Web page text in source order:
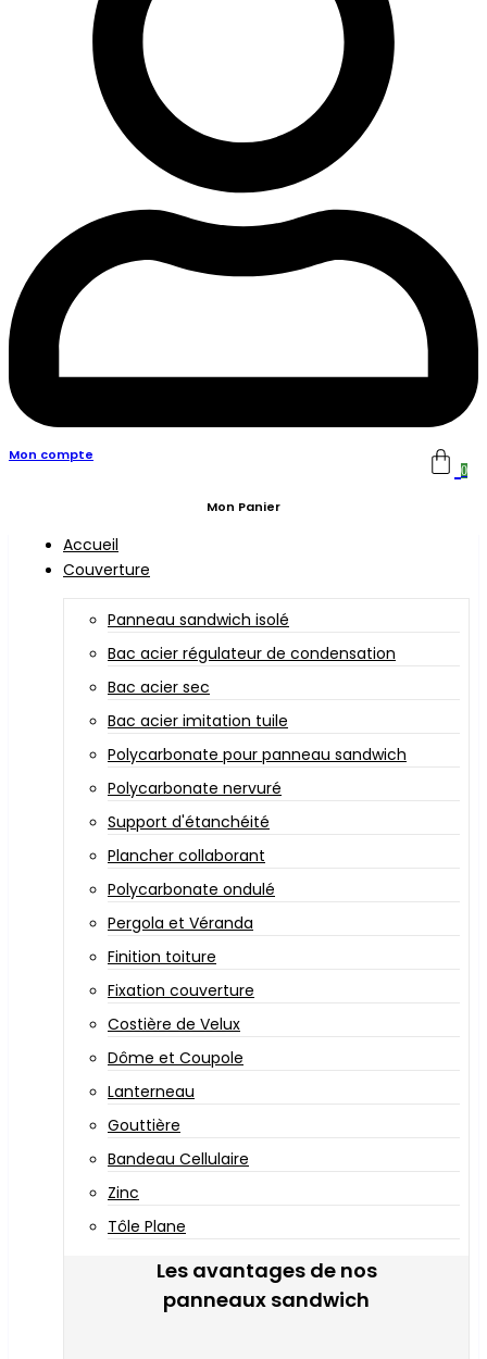
Mon compte
0
Mon Panier
Accueil
Couverture
Panneau sandwich isolé
Bac acier régulateur de condensation
Bac acier sec
Bac acier imitation tuile
Polycarbonate pour panneau sandwich
Polycarbonate nervuré
Support d'étanchéité
Plancher collaborant
Polycarbonate ondulé
Pergola et Véranda
Finition toiture
Fixation couverture
Costière de Velux
Dôme et Coupole
Lanterneau
Gouttière
Bandeau Cellulaire
Zinc
Tôle Plane
Les avantages de nos
panneaux sandwich